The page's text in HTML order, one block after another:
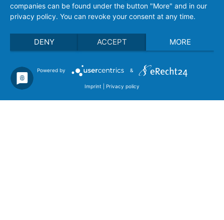
companies can be found under the button "More" and in our
privacy policy. You can revoke your consent at any time.
DENY ACCEPT MORE
Powered by &
Imprint Privacy policy